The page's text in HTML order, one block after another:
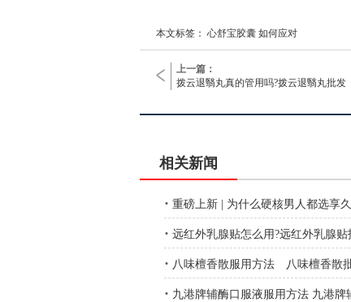
本文标签： 心舒宝胶囊 如何应对
上一篇：
拨云退翳丸真的管用吗?拨云退翳丸批发
相关新闻
· 重磅上新 | 为什么硬核男人都选享
· 远红外乳腺贴怎么用?远红外乳腺贴
· 八味檀香散服用方法 八味檀香散
· 九港牌辅酶口服液服用方法 九港牌